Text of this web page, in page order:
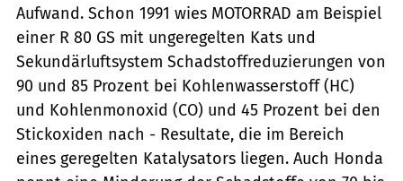
Aufwand. Schon 1991 wies MOTORRAD am Beispiel
einer R 80 GS mit ungeregelten Kats und
Sekundärluftsystem Schadstoffreduzierungen von
90 und 85 Prozent bei Kohlenwasserstoff (HC)
und Kohlenmonoxid (CO) und 45 Prozent bei den
Stickoxiden nach - Resultate, die im Bereich
eines geregelten Katalysators liegen. Auch Honda